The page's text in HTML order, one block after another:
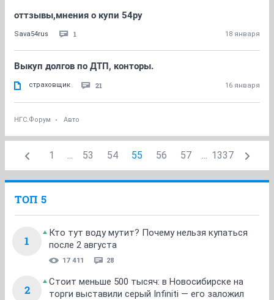
оттзывы,мнения о купи 54ру
Sava54rus 1 18 января
Выкуп долгов по ДТП, конторы.
страховщик 21 16 января
НГС.Форум Авто
1 ... 53 54 55 56 57 ... 1337
ТОП 5
1
Кто тут воду мутит? Почему нельзя купаться
после 2 августа
17 411 28
2
Стоит меньше 500 тысяч: в Новосибирске на
торги выставили серый Infiniti — его заложил